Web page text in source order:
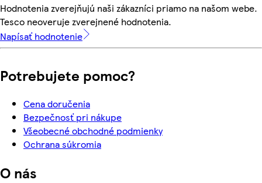
Hodnotenia zverejňujú naši zákazníci priamo na našom webe.
Tesco neoveruje zverejnené hodnotenia.
Napísať hodnotenie
Potrebujete pomoc?
Cena doručenia
Bezpečnosť pri nákupe
Všeobecné obchodné podmienky
Ochrana súkromia
O nás